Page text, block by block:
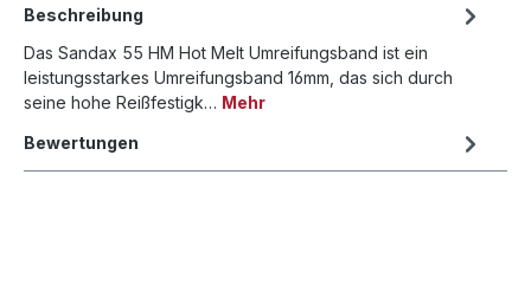
Beschreibung
Das Sandax 55 HM Hot Melt Umreifungsband ist ein
leistungsstarkes Umreifungsband 16mm, das sich durch
seine hohe Reißfestigk… Mehr
Bewertungen